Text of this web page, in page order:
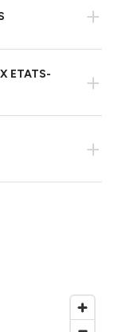
+
ETATS-
+
+